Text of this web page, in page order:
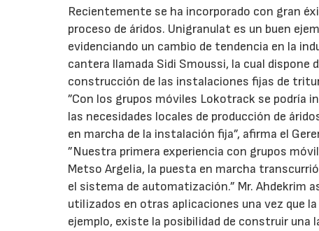
Recientemente se ha incorporado con gran
proceso de áridos. Unigranulat es un buen
evidenciando un cambio de tendencia en la
cantera llamada Sidi Smoussi, la cual
construcción de las instalaciones fijas de
”Con los grupos móviles Lokotrack se podría
las necesidades locales de producción de
en marcha de la instalación fija”, afirma el
”Nuestra primera experiencia con grupos
Metso Argelia, la puesta en marcha
el sistema de automatización.” Mr. Ahdekrim
utilizados en otras aplicaciones una vez que
ejemplo, existe la posibilidad de construir una